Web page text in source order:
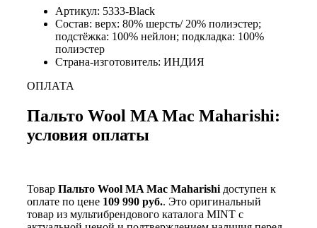
Артикул: 5333-Black
Состав: верх: 80% шерсть/ 20% полиэстер;
подстёжка: 100% нейлон; подкладка: 100%
полиэстер
Страна-изготовитель: ИНДИЯ
ОПЛАТА
Пальто Wool MA Mac Maharishi:
условия оплаты
Товар Пальто Wool MA Mac Maharishi доступен к
оплате по цене 109 990 руб.. Это оригинальный
товар из мультибрендового каталога MINT с